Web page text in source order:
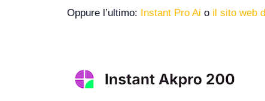
Oppure l’ultimo: Instant Pro Ai o il sito web